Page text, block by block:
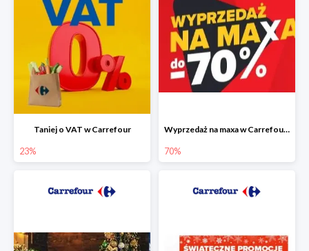
Taniej o VAT w Carrefour
23%
Wyprzedaż na maxa w Carrefour do -70%
70%